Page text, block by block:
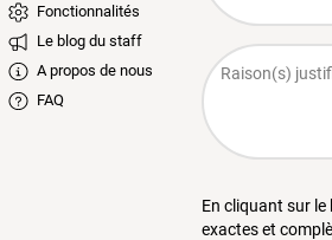
Fonctionnalités
Le blog du staff
A propos de nous
FAQ
En cliquant sur
exactes et